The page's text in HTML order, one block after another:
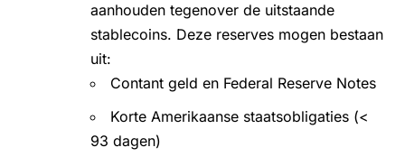
aanhouden tegenover de uitstaande
stablecoins. Deze reserves mogen bestaan
uit:
Contant geld en Federal Reserve Notes
Korte Amerikaanse staatsobligaties (<
93 dagen)